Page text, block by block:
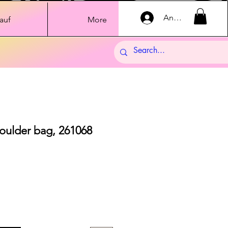
More Anmelden
bag, 261068